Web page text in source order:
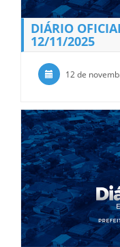
DIÁRIO
12/11/2025
12 de